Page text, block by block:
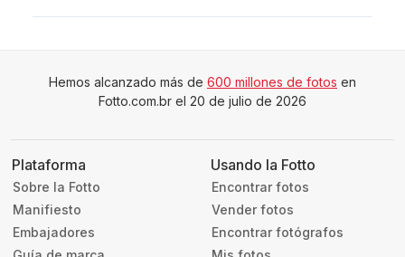
Hemos alcanzado más de 600 millones de fotos en
Fotto.com.br el 20 de julio de 2026
Plataforma
Sobre la Fotto
Manifiesto
Embajadores
Usando la Fotto
Encontrar fotos
Vender fotos
Encontrar fotógrafos